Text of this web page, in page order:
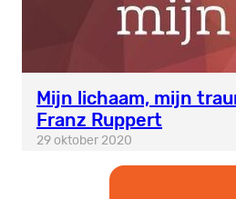
Mijn lichaam, mijn
Franz Ruppert
29 oktober 2020